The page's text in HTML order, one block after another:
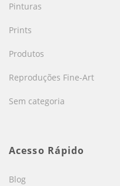
Pinturas
Prints
Produtos
Reproduções Fine-Art
Sem categoria
Acesso Rápido
Blog